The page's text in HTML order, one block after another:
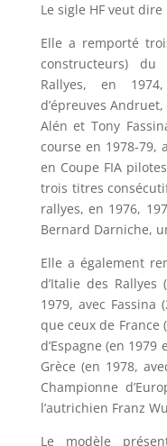
Le sigle HF veut
Elle a remporté
constructeurs)
Rallyes, en
d’épreuves
Alén et Tony
course en 1978-79,
en Coupe FIA
trois titres
rallyes, en 1976,
Bernard Darniche,
Elle a également
d’Italie des
1979, avec Fassina
que ceux de France
d’Espagne (en
Grèce (en 1978,
Championne
l’autrichien Franz
Le modèle